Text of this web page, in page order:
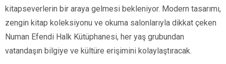
kitapseverlerin bir araya gelmesi bekleniyor. Modern tasarımı,
zengin kitap koleksiyonu ve okuma salonlarıyla dikkat çeken
Numan Efendi Halk Kütüphanesi, her yaş grubundan
vatandaşın bilgiye ve kültüre erişimini kolaylaştıracak.